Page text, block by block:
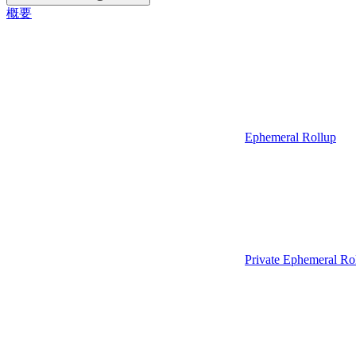
概要
Ephemeral Rollup
Private Ephemeral